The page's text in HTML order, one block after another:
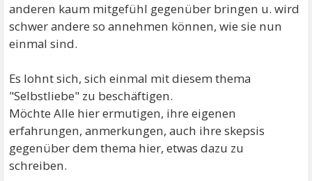
anderen kaum mitgefühl gegenüber bringen u. wird
schwer andere so annehmen können, wie sie nun
einmal sind.
Es lohnt sich, sich einmal mit diesem thema
"Selbstliebe" zu beschäftigen.
Möchte Alle hier ermutigen, ihre eigenen
erfahrungen, anmerkungen, auch ihre skepsis
gegenüber dem thema hier, etwas dazu zu
schreiben.